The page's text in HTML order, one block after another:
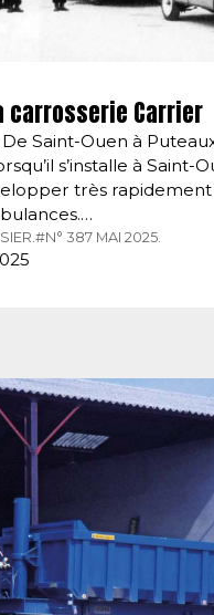
carrosserie Carrier
Saint-Ouen à
s’installe à Saint-
très
#N° 387 MAI 2025.